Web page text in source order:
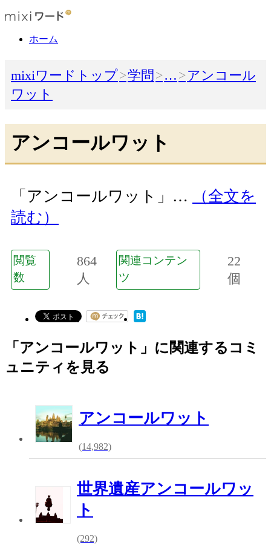
ホーム
mixiワードトップ 学問 …
アンコール
ワット
アンコールワット
「アンコールワット」…
（全文を
読む）
閲覧
数
864
人
関連コンテン
ツ
22
個
「アンコールワット」に関連するコミ
ュニティを見る
アンコールワット
(14,982)
世界遺産アンコールワッ
ト
(292)